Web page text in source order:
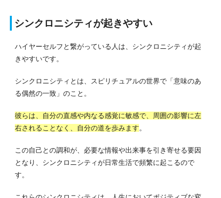
シンクロニシティが起きやすい
ハイヤーセルフと繋がっている人は、シンクロニシティが起
きやすいです。
シンクロニシティとは、スピリチュアルの世界で「意味のあ
る偶然の一致」のこと。
彼らは、自分の直感や内なる感覚に敏感で、周囲の影響に左
右されることなく、自分の道を歩みます。
この自己との調和が、必要な情報や出来事を引き寄せる要因
となり、シンクロニシティが日常生活で頻繁に起こるので
す。